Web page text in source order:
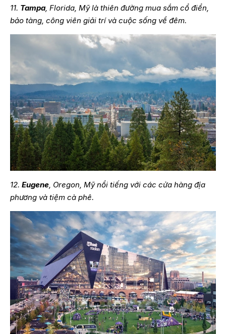
11. Tampa, Florida, Mỹ là thiên đường mua sắm cổ điển,
bảo tàng, công viên giải trí và cuộc sống về đêm.
12. Eugene, Oregon, Mỹ nổi tiếng với các cửa hàng địa
phương và tiệm cà phê.